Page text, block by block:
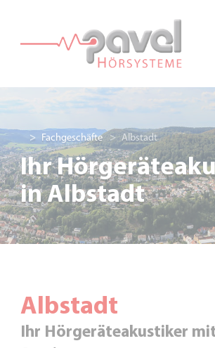
Fachgeschäfte Albstadt
Ihr
in Albstadt
Albstadt
Ihr Hörgeräteakustiker